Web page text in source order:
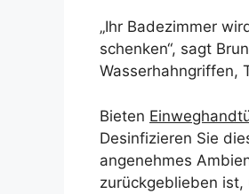
„Ihr Badezimmer
schenken“, sagt
Wasserhahngriffen,
Bieten
Desinfizieren Sie
angenehmes
zurückgeblieben